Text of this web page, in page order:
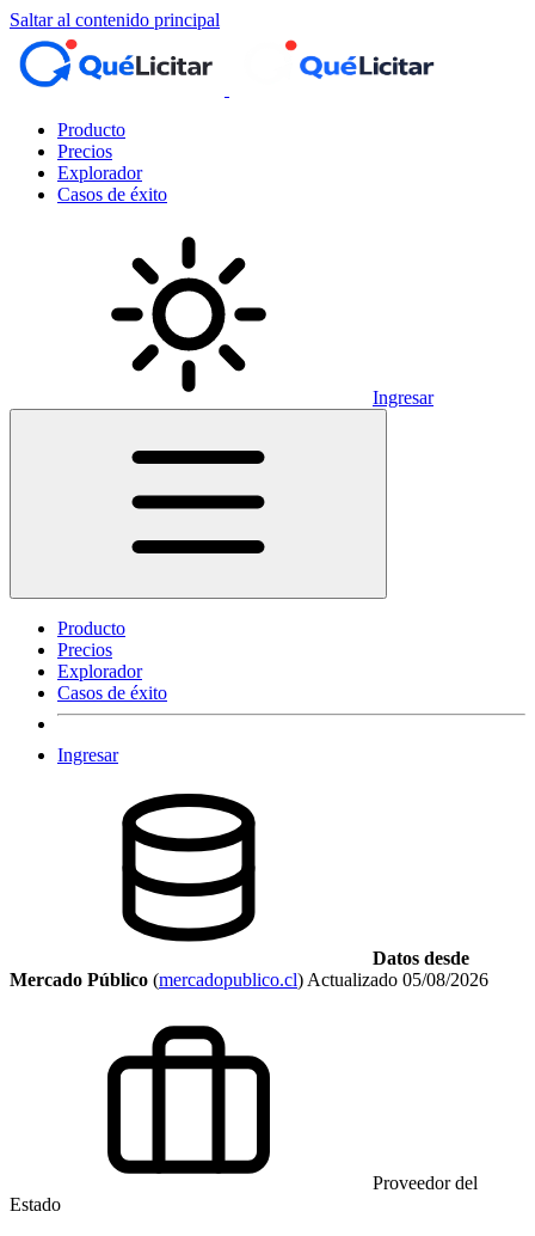
Saltar al contenido principal
Producto
Precios
Explorador
Casos de éxito
Ingresar
Producto
Precios
Explorador
Casos de éxito
Ingresar
Datos desde
Mercado Público (mercadopublico.cl) Actualizado 05/08/2026
Proveedor del
Estado